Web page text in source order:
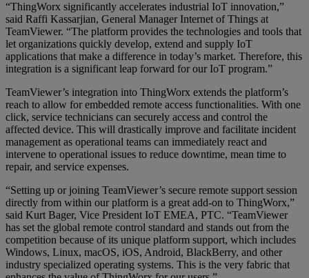
“ThingWorx significantly accelerates industrial IoT innovation,”
said Raffi Kassarjian, General Manager Internet of Things at
TeamViewer. “The platform provides the technologies and tools that
let organizations quickly develop, extend and supply IoT
applications that make a difference in today’s market. Therefore, this
integration is a significant leap forward for our IoT program.”
TeamViewer’s integration into ThingWorx extends the platform’s
reach to allow for embedded remote access functionalities. With one
click, service technicians can securely access and control the
affected device. This will drastically improve and facilitate incident
management as operational teams can immediately react and
intervene to operational issues to reduce downtime, mean time to
repair, and service expenses.
“Setting up or joining TeamViewer’s secure remote support session
directly from within our platform is a great add-on to ThingWorx,”
said Kurt Bager, Vice President IoT EMEA, PTC. “TeamViewer
has set the global remote control standard and stands out from the
competition because of its unique platform support, which includes
Windows, Linux, macOS, iOS, Android, BlackBerry, and other
industry specialized operating systems. This is the very fabric that